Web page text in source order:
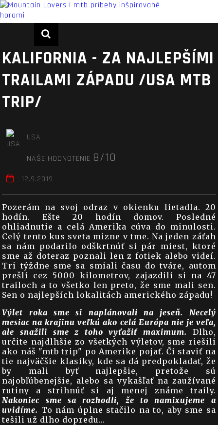
KALIFORNIA - ZA NAJLEPŠÍMI
TRAILAMI ZÁPADU /USA MTB
TRIP/
USA
NAŠE HODNOTENIE 8/10
12.9.2019
Pozerám na svoj odraz v okienku lietadla. 20
hodín. Ešte 20 hodín domov. Posledné
ohliadnutie a celá Amerika cúva do minulosti.
Celý tento kus sveta mizne v tme. Na jeden záťah
sa nám podarilo odškrtnúť si pár miest, ktoré
sme až doteraz poznali len z fotiek alebo videí.
Tri týždne sme sa smiali času do tváre, autom
prešli cez 5000 kilometrov, zajazdili si na 47
trailoch a to všetko len preto, že sme mali sen.
Sen o najlepších lokalitách amerického západu!
Výlet roka sme si naplánovali na jeseň. Necelý
mesiac na krajinu veľkú ako celá Európa nie je veľa,
ale snažili sme z toho vyťažiť maximum. Dlho,
určite najdlhšie zo všetkých výletov, sme riešili
ako náš "mtb trip" po Amerike pojať. Či staviť na
tie najväčšie klasiky, kde sa dá predpokladať, že
by mali byť najlepšie, pretože sú
najobľúbenejšie, alebo sa vykašľať na zaužívané
rutiny a strihnúť si aj menej známe traily.
Nakoniec sme sa rozhodli, že to namixujeme a
uvidíme. To nám úplne stačilo na to, aby sme sa
tešili už dlho dopredu...